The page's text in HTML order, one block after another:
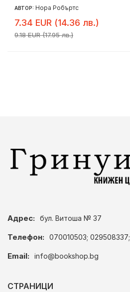
АВТОР: Нора Робъртс
7.34 EUR (14.36 лв.)
9.18 EUR (17.95 лв.)
Адрес: бул. Витоша № 37
Телефон: 070010503; 029508337;
Email: info@bookshop.bg
СТРАНИЦИ